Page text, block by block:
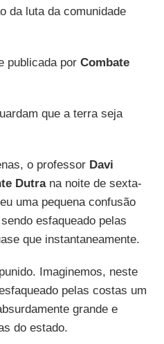
da luta da comunidade
publicada por Combate
que a terra seja
o professor Davi
Dutrana noite de sexta-
uma pequena confusão
esfaqueado pelas
que instantaneamente.
Imaginemos, neste
pelas costas um
grande e
do estado.